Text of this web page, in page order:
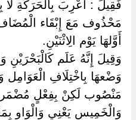
فَقِيلَ : أُعْرِبَ بِالْحَرَكَةِ
مَحْذُوف مَعَ إِبْقَاء
أَوَّلهَا يَوْم الِاثْنَيْنِ.
وَقِيلَ إِنَّهُ عَلَم كَالْبَحْرَيْنِ
وَضْعهَا بِاخْتِلَافِ الْعَوَامِل
مَنْصُوب لَكِنْ بِفِعْلٍ مُضْمَر
وَالْخَمِيس يَعْنِي وَالْوَاو